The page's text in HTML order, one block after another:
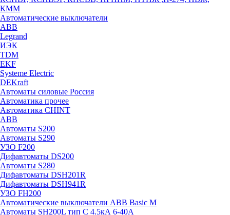
КММ
Автоматические выключатели
ABB
Legrand
ИЭК
TDM
EKF
Systeme Electric
DEKraft
Автоматы силовые Россия
Автоматика прочее
Автоматика CHINT
ABB
Автоматы S200
Автоматы S290
УЗО F200
Дифавтоматы DS200
Автоматы S280
Дифавтоматы DSH201R
Дифавтоматы DSH941R
УЗО FH200
Автоматические выключатели ABB Basic M
Автоматы SH200L тип С 4.5кА 6-40А